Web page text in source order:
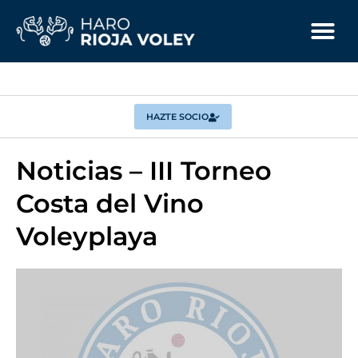
HAZTE SOCIO
Noticias – III Torneo
Costa del Vino
Voleyplaya